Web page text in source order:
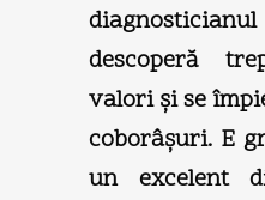
descoperă
valori şi se
coborâşuri. E
un excelent